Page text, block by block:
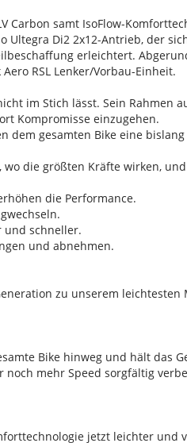
Carbon samt IsoFlow-
Ultegra Di2 2x12-Antrieb, der
erleichtert.
RSL Lenker/Vorbau-Einheit.
im Stich lässt. Sein Rahmen
Kompromisse einzugehen.
dem gesamten Bike eine
die größten Kräfte wirken,
die Performance.
und schneller.
und abnehmen.
zu unserem leichtesten
Bike hinweg und hält das
mehr Speed sorgfältig
jetzt leichter und